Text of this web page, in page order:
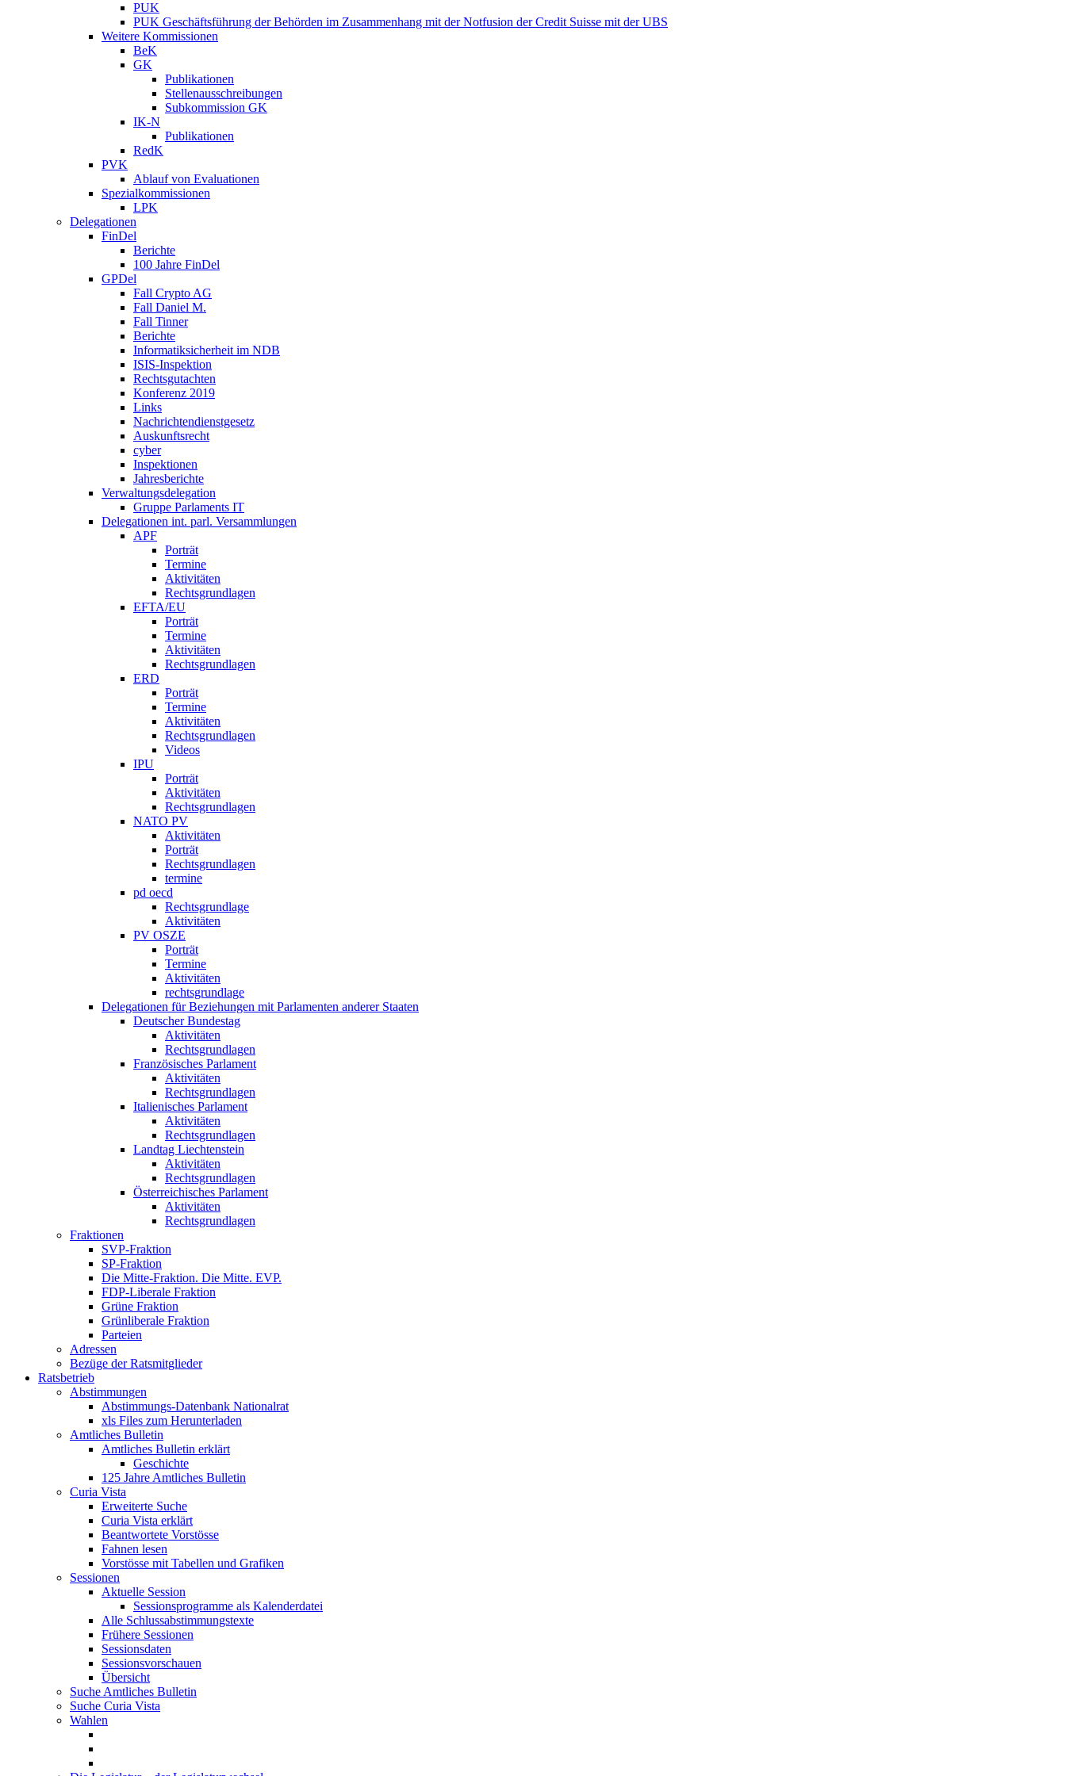
PUK
PUK Geschäftsführung der Behörden im Zusammenhang mit der Notfusion der Credit Suisse mit der UBS
Weitere Kommissionen
BeK
GK
Publikationen
Stellenausschreibungen
Subkommission GK
IK-N
Publikationen
RedK
PVK
Ablauf von Evaluationen
Spezialkommissionen
LPK
Delegationen
FinDel
Berichte
100 Jahre FinDel
GPDel
Fall Crypto AG
Fall Daniel M.
Fall Tinner
Berichte
Informatiksicherheit ­im NDB
ISIS-Inspektion
Rechtsgutachten
Konferenz 2019
Links
Nachrichtendienstgesetz
Auskunftsrecht
cyber
Inspektionen
Jahresberichte
Verwaltungsdelegation
Gruppe Parlaments IT
Delegationen int. parl. Versammlungen
APF
Porträt
Termine
Aktivitäten
Rechtsgrundlagen
EFTA/EU
Porträt
Termine
Aktivitäten
Rechtsgrundlagen
ERD
Porträt
Termine
Aktivitäten
Rechtsgrundlagen
Videos
IPU
Porträt
Aktivitäten
Rechtsgrundlagen
NATO PV
Aktivitäten
Porträt
Rechtsgrundlagen
termine
pd oecd
Rechtsgrundlage
Aktivitäten
PV OSZE
Porträt
Termine
Aktivitäten
rechtsgrundlage
Delegationen für Beziehungen mit Parlamenten anderer Staaten
Deutscher Bundestag
Aktivitäten
Rechtsgrundlagen
Französisches Parlament
Aktivitäten
Rechtsgrundlagen
Italienisches Parlament
Aktivitäten
Rechtsgrundlagen
Landtag Liechtenstein
Aktivitäten
Rechtsgrundlagen
Österreichisches Parlament
Aktivitäten
Rechtsgrundlagen
Fraktionen
SVP-Fraktion
SP-Fraktion
Die Mitte-Fraktion. Die Mitte. EVP.
FDP-Liberale Fraktion
Grüne Fraktion
Grünliberale Fraktion
Parteien
Adressen
Bezüge der Ratsmitglieder
Ratsbetrieb
Abstimmungen
Abstimmungs-Datenbank Nationalrat
xls Files zum Herunterladen
Amtliches Bulletin
Amtliches Bulletin erklärt
Geschichte
125 Jahre Amtliches Bulletin
Curia Vista
Erweiterte Suche
Curia Vista erklärt
Beantwortete Vorstösse
Fahnen lesen
Vorstösse mit Tabellen und Grafiken
Sessionen
Aktuelle Session
Sessionsprogramme als Kalenderdatei
Alle Schlussabstimmungstexte
Frühere Sessionen
Sessionsdaten
Sessionsvorschauen
Übersicht
Suche Amtliches Bulletin
Suche Curia Vista
Wahlen